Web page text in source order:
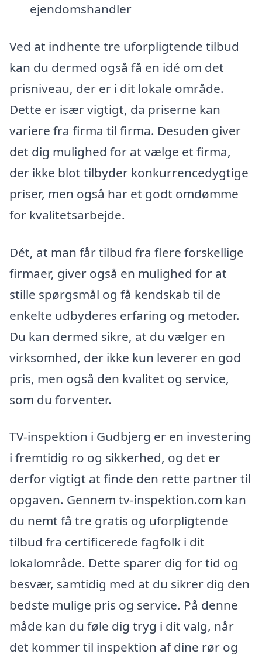
ejendomshandler
Ved at indhente tre uforpligtende tilbud
kan du dermed også få en idé om det
prisniveau, der er i dit lokale område.
Dette er især vigtigt, da priserne kan
variere fra firma til firma. Desuden giver
det dig mulighed for at vælge et firma,
der ikke blot tilbyder konkurrencedygtige
priser, men også har et godt omdømme
for kvalitetsarbejde.
Dét, at man får tilbud fra flere forskellige
firmaer, giver også en mulighed for at
stille spørgsmål og få kendskab til de
enkelte udbyderes erfaring og metoder.
Du kan dermed sikre, at du vælger en
virksomhed, der ikke kun leverer en god
pris, men også den kvalitet og service,
som du forventer.
TV-inspektion i Gudbjerg er en investering
i fremtidig ro og sikkerhed, og det er
derfor vigtigt at finde den rette partner til
opgaven. Gennem tv-inspektion.com kan
du nemt få tre gratis og uforpligtende
tilbud fra certificerede fagfolk i dit
lokalområde. Dette sparer dig for tid og
besvær, samtidig med at du sikrer dig den
bedste mulige pris og service. På denne
måde kan du føle dig tryg i dit valg, når
det kommer til inspektion af dine rør og